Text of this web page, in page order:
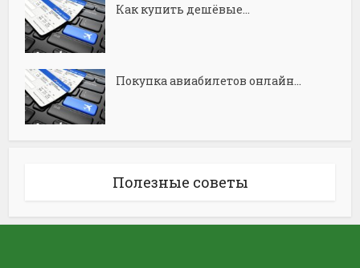
Как купить дешёвые...
Покупка авиабилетов онлайн...
Полезные советы